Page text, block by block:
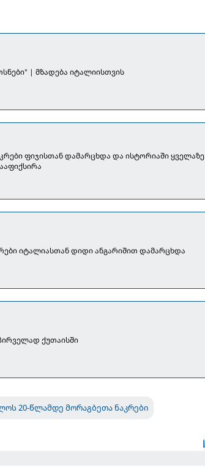
| მზადება იტალიისთვის
ფიჯისთან დამარცხდა და ისტორიაში ყველაზე
იტალიასთან დიდი ანგარიშით დამარცხდა
ქუთაისში
20-წლამდე მორაგბეთა ნაკრები